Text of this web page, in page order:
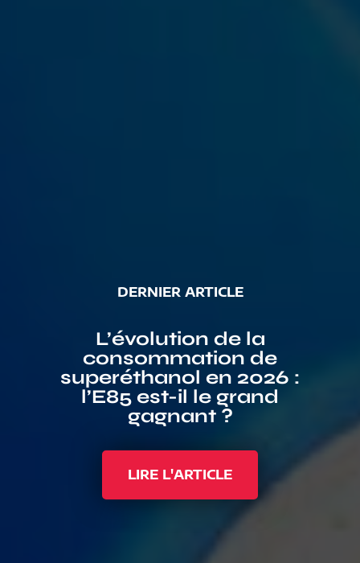
L’évolution de la
consommation de
superéthanol en 2026 :
l’E85 est-il le grand
gagnant ?
LIRE L'ARTICLE